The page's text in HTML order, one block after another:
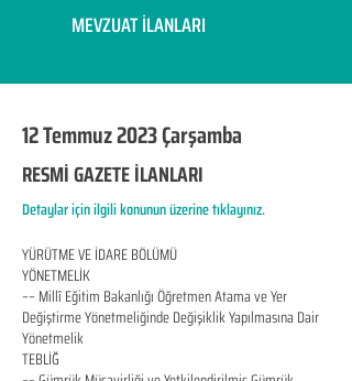
MEVZUAT İLANLARI
12 Temmuz 2023 Çarşamba
RESMİ GAZETE İLANLARI
Detaylar için ilgili konunun üzerine tıklayınız.
YÜRÜTME VE İDARE BÖLÜMÜ
YÖNETMELİK
–– Millî Eğitim Bakanlığı Öğretmen Atama ve Yer
Değiştirme Yönetmeliğinde Değişiklik Yapılmasına Dair
Yönetmelik
TEBLİĞ